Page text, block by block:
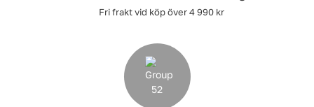
Fri frakt vid köp över 4 990 kr